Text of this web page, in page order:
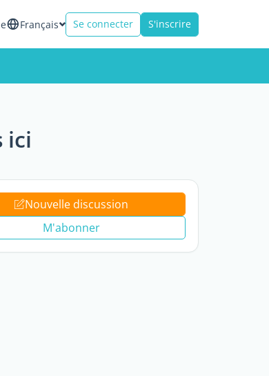
Français Se connecter S'inscrire
ici
Nouvelle discussion
M'abonner